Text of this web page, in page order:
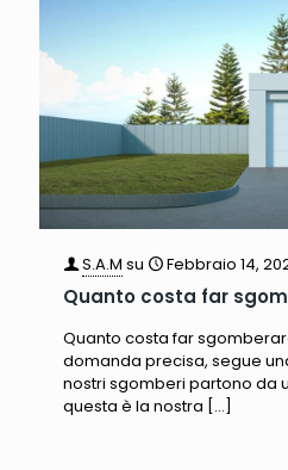
S.A.M su Febbraio 14,
Quanto costa far
Quanto costa far
domanda precisa, segue
nostri sgomberi partono da
questa è la nostra […]